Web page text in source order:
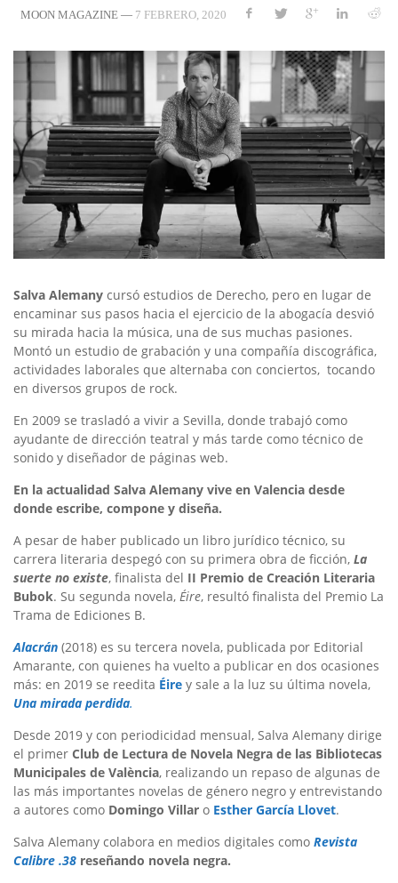
MOON MAGAZINE — 7 FEBRERO, 2020
Salva Alemany cursó estudios de Derecho, pero en lugar de
encaminar sus pasos hacia el ejercicio de la abogacía desvió
su mirada hacia la música, una de sus muchas pasiones.
Montó un estudio de grabación y una compañía discográfica,
actividades laborales que alternaba con conciertos, tocando
en diversos grupos de rock.
En 2009 se trasladó a vivir a Sevilla, donde trabajó como
ayudante de dirección teatral y más tarde como técnico de
sonido y diseñador de páginas web.
En la actualidad Salva Alemany vive en Valencia desde
donde escribe, compone y diseña.
A pesar de haber publicado un libro jurídico técnico, su
carrera literaria despegó con su primera obra de ficción, La
suerte no existe, finalista del II Premio de Creación Literaria
Bubok. Su segunda novela, Éire, resultó finalista del Premio La
Trama de Ediciones B.
Alacrán (2018) es su tercera novela, publicada por Editorial
Amarante, con quienes ha vuelto a publicar en dos ocasiones
más: en 2019 se reedita Éire y sale a la luz su última novela,
Una mirada perdida.
Desde 2019 y con periodicidad mensual, Salva Alemany dirige
el primer Club de Lectura de Novela Negra de las Bibliotecas
Municipales de València, realizando un repaso de algunas de
las más importantes novelas de género negro y entrevistando
a autores como Domingo Villar o Esther García Llovet.
Salva Alemany colabora en medios digitales como Revista
Calibre .38 reseñando novela negra.